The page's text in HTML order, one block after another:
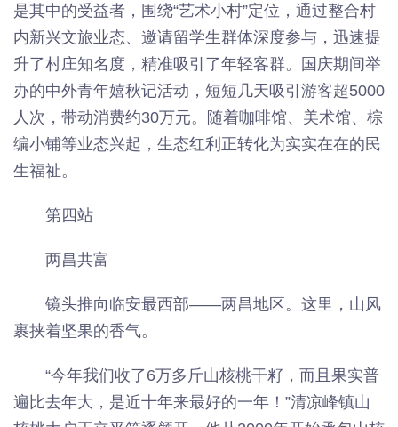
是其中的受益者，围绕“艺术小村”定位，通过整合村
内新兴文旅业态、邀请留学生群体深度参与，迅速提
升了村庄知名度，精准吸引了年轻客群。国庆期间举
办的中外青年嬉秋记活动，短短几天吸引游客超5000
人次，带动消费约30万元。随着咖啡馆、美术馆、棕
编小铺等业态兴起，生态红利正转化为实实在在的民
生福祉。
第四站
两昌共富
镜头推向临安最西部——两昌地区。这里，山风
裹挟着坚果的香气。
“今年我们收了6万多斤山核桃干籽，而且果实普
遍比去年大，是近十年来最好的一年！”清凉峰镇山